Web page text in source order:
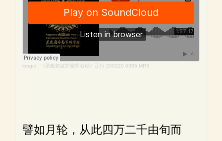
longci · 《圣般若波罗蜜罗心经》正行 200220 0355.MP3
譬如月轮，从此四万二千由旬而